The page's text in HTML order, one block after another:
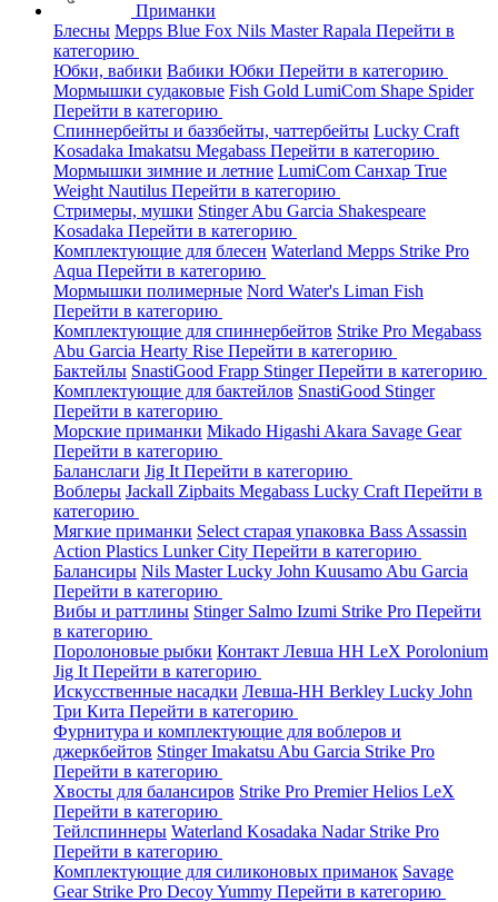
Приманки
Блесны Mepps Blue Fox Nils MasterRapala Перейти в
категорию
Юбки, вабики Вабики Юбки Перейти в категорию
Мормышки судаковые Fish Gold LumiCom Shape Spider
Перейти в категорию
Спиннербейты и баззбейты, чаттербейты Lucky Craft
Kosadaka Imakatsu Megabass Перейти в категорию
Мормышки зимние и летние LumiCom Санхар True
Weight Nautilus Перейти в категорию
Стримеры, мушки StingerAbu Garcia Shakespeare
Kosadaka Перейти в категорию
Комплектующие для блесен Waterland Mepps Strike Pro
Aqua Перейти в категорию
Мормышки полимерные Nord Water's Liman Fish
Перейти в категорию
Комплектующие для спиннербейтов Strike Pro Megabass
Abu Garcia Hearty Rise Перейти в категорию
Бактейлы SnastiGood Frapp StingerПерейти в категорию
Комплектующие для бактейлов SnastiGood Stinger
Перейти в категорию
Морские приманки Mikado Higashi Akara Savage Gear
Перейти в категорию
Баланслаги Jig It Перейти в категорию
Воблеры Jackall Zipbaits Megabass Lucky Craft Перейти в
категорию
Мягкие приманки Select старая упаковка Bass Assassin
Action Plastics Lunker City Перейти в категорию
Балансиры Nils MasterLucky John Kuusamo Abu Garcia
Перейти в категорию
Вибы и раттлины Stinger Salmo Izumi Strike Pro Перейти
в категорию
Поролоновые рыбки Контакт Левша НН LeX Porolonium
Jig It Перейти в категорию
Искусственные насадки Левша-НН Berkley Lucky John
Три Кита Перейти в категорию
Фурнитура и комплектующие для воблеров и
джеркбейтов StingerImakatsu Abu Garcia Strike Pro
Перейти в категорию
Хвосты для балансиров Strike Pro PremierHelios LeX
Перейти в категорию
Тейлспиннеры Waterland Kosadaka Nadar Strike Pro
Перейти в категорию
Комплектующие для силиконовых приманок Savage
Gear Strike Pro DecoyYummy Перейти в категорию